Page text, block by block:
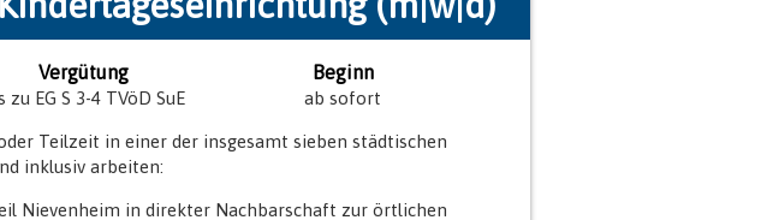
Vergütung
zu EG S 3-4 TVöD SuE
Beginn
ab sofort
Teilzeit in einer der insgesamt sieben städtischen
inklusiv arbeiten:
Nievenheim in direkter Nachbarschaft zur örtlichen